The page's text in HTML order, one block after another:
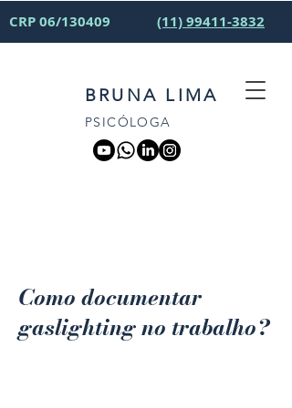
CRP 06/130409 (11) 99411-3832
BRUNA LIMA
PSICÓLOGA
Como documentar
gaslighting no trabalho?